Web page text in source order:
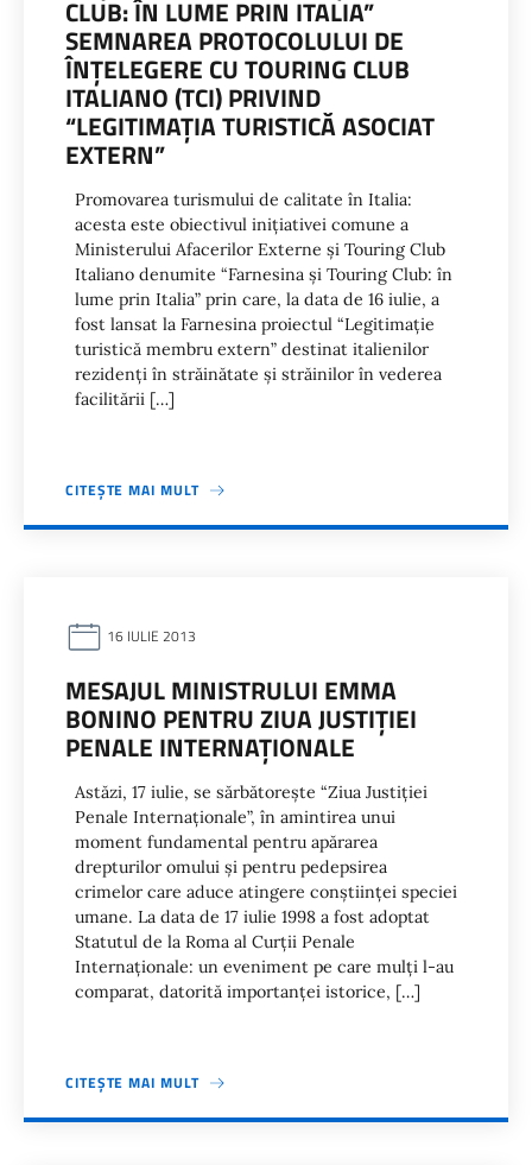
CLUB: ÎN LUME PRIN ITALIA”
SEMNAREA PROTOCOLULUI DE
ÎNŢELEGERE CU TOURING CLUB
ITALIANO (TCI) PRIVIND
“LEGITIMAŢIA TURISTICĂ ASOCIAT
EXTERN”
Promovarea turismului de calitate în Italia:
acesta este obiectivul iniţiativei comune a
Ministerului Afacerilor Externe şi Touring Club
Italiano denumite “Farnesina şi Touring Club: în
lume prin Italia” prin care, la data de 16 iulie, a
fost lansat la Farnesina proiectul “Legitimaţie
turistică membru extern” destinat italienilor
rezidenţi în străinătate şi străinilor în vederea
facilitării […]
CITEȘTE MAI MULT
16 IULIE 2013
MESAJUL MINISTRULUI EMMA
BONINO PENTRU ZIUA JUSTIŢIEI
PENALE INTERNAŢIONALE
Astăzi, 17 iulie, se sărbătoreşte “Ziua Justiţiei
Penale Internaţionale”, în amintirea unui
moment fundamental pentru apărarea
drepturilor omului şi pentru pedepsirea
crimelor care aduce atingere conştiinţei speciei
umane. La data de 17 iulie 1998 a fost adoptat
Statutul de la Roma al Curţii Penale
Internaţionale: un eveniment pe care mulţi l-au
comparat, datorită importanţei istorice, […]
CITEȘTE MAI MULT